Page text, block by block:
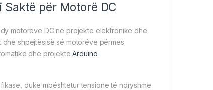
për Motorë DC
motorëve DC në projekte elektronike dhe
shpejtësisë së motorëve përmes
dhe projekteArduino.
duke mbështetur tensione të ndryshme